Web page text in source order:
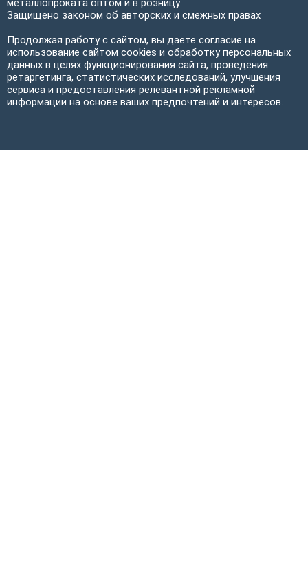
металлопроката оптом и в розницу
Защищено законом об авторских и смежных правах
Продолжая работу с сайтом, вы даете согласие на
использование сайтом cookies и обработку персональных
данных в целях функционирования сайта, проведения
ретаргетинга, статистических исследований, улучшения
сервиса и предоставления релевантной рекламной
информации на основе ваших предпочтений и интересов.